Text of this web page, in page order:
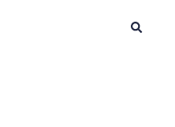
Suche